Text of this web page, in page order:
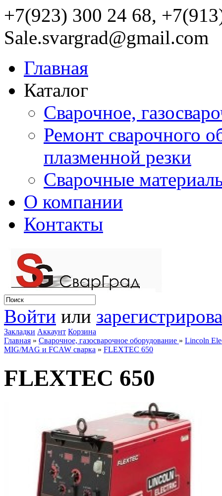
+7(923) 300 24 68,
Sale.svargrad@gmail.com
Главная
Каталог
Сварочное,
Ремонт сварочного
плазменной резки
Сварочные
О компании
Контакты
Войти или
Закладки Аккаунт Корзина
Главная » Сварочное, газосварочное оборудование » Lincoln
MIG/MAG и FCAW сварка » FLEXTEC 650
FLEXTEC 650